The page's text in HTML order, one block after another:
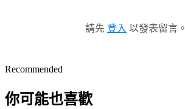
請先 登入 以發表留言。
Recommended
你可能也喜歡